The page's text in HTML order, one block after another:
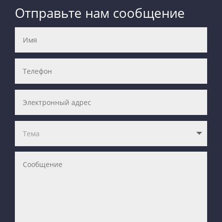
Отправьте нам сообщение